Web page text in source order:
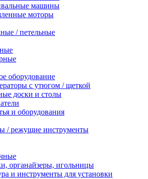
машины
моторы
/ петельные
оборудование
с утюгом / щеткой
доски и столы
и оборудования
/ режущие инструменты
органайзеры, игольницы
и инструменты для установки